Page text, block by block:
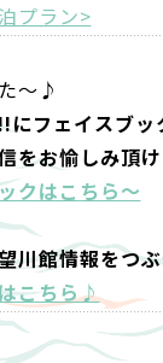
プラン>
～♪
にフェイスブ
をお愉しみ頂
クはこちら～
川館情報をつ
こちら♪